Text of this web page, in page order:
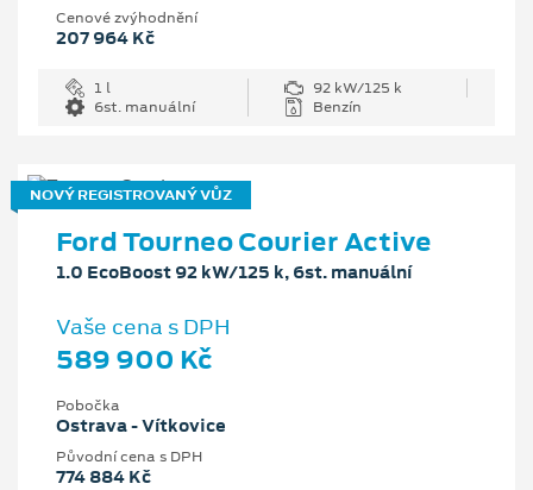
Cenové zvýhodnění
207 964 Kč
1 l
92 kW/125 k
6st. manuální
Benzín
NOVÝ REGISTROVANÝ VŮZ
Ford Tourneo Courier Active
1.0 EcoBoost 92 kW/125 k, 6st. manuální
Vaše cena s DPH
589 900 Kč
Pobočka
Ostrava - Vítkovice
Původní cena s DPH
774 884 Kč